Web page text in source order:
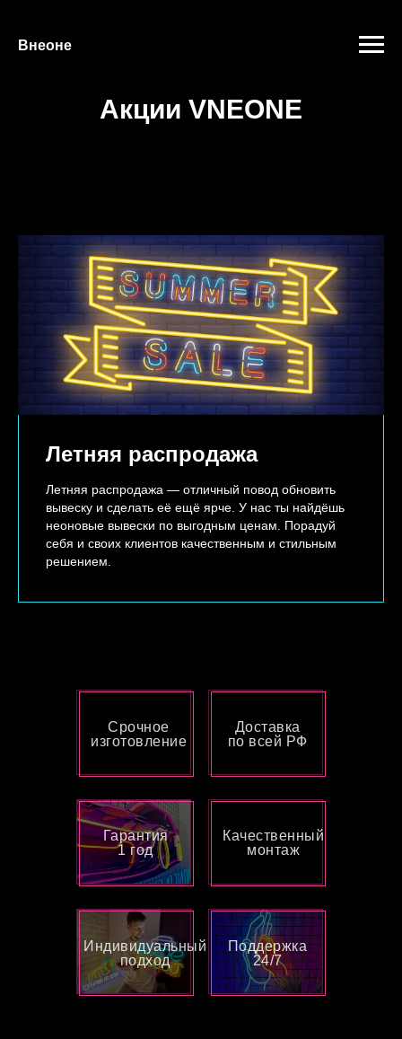
Внеоне
Акции VNEONE
Летняя распродажа
Летняя распродажа — отличный повод обновить
вывеску и сделать её ещё ярче. У нас ты найдёшь
неоновые вывески по выгодным ценам. Порадуй
себя и своих клиентов качественным и стильным
решением.
Срочное
изготовление
Гарантия
1 год
Доставка
по всей РФ
Качественный
монтаж
Индивидуальный
подход
Поддержка
24/7